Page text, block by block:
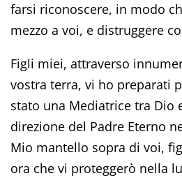
farsi riconoscere, in modo
mezzo a voi, e distruggere
Figli miei, attraverso
vostra terra, vi ho preparati
stato una Mediatrice tra Dio
direzione del Padre Eterno
Mio mantello sopra di voi,
ora che vi proteggerò nella